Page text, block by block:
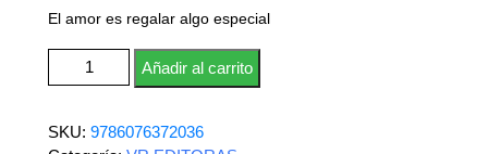
El amor es regalar algo especial
El amor es regalar algo especial cantidad
Añadir al carrito
SKU: 9786076372036